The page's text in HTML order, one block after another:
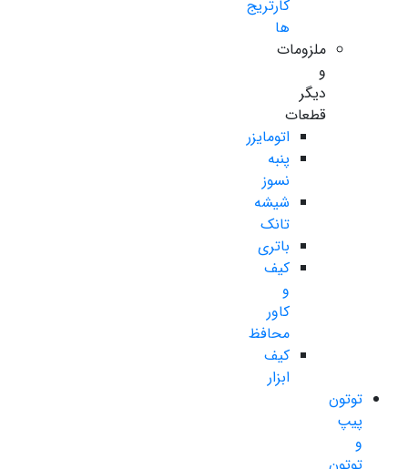
کارتریج
ها
ملزومات
و
دیگر
قطعات
اتومایزر
پنبه
نسوز
شیشه
تانک
باتری
کیف
و
کاور
محافظ
کیف
ابزار
توتون
پیپ
و